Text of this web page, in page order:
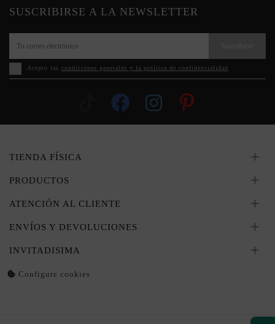
SUSCRIBIRSE A LA NEWSLETTER
Acepto las condiciones generales y la política de confidencialidad
TIENDA FÍSICA
PRODUCTOS
ATENCIÓN AL CLIENTE
ENVÍOS Y DEVOLUCIONES
INVITADISIMA
Configure cookies